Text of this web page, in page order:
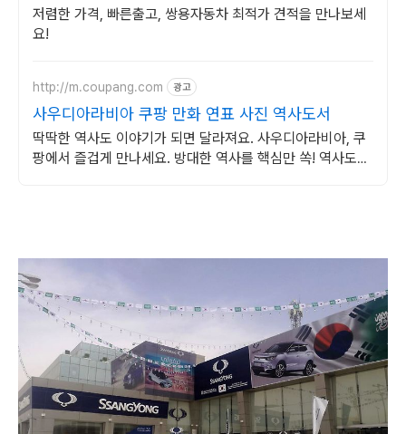
저렴한 가격, 빠른출고, 쌍용자동차 최적가 견적을 만나보세
요!
http://m.coupang.com 광고
사우디아라비아 쿠팡 만화 연표 사진 역사도서
딱딱한 역사도 이야기가 되면 달라져요. 사우디아라비아, 쿠
팡에서 즐겁게 만나세요. 방대한 역사를 핵심만 쏙! 역사도서,